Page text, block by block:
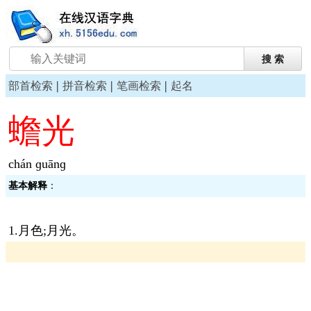
部首检索 | 拼音检索 | 笔画检索 | 起名
蟾光
chán ɡuānɡ
基本解释 ：
1.月色;月光。